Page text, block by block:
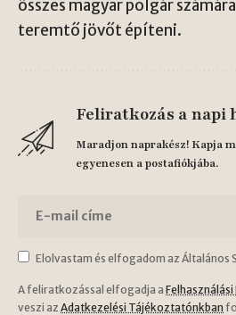
összes magyar polgár
teremtő jövőt építeni.
Feliratkozás a napi
Maradjon naprakész! Kapja
egyenesen a postafiókjába.
Elolvastam és elfogadom az Általános
A feliratkozással elfogadja a
veszi az Adatkezelési Tájékoztatónkban